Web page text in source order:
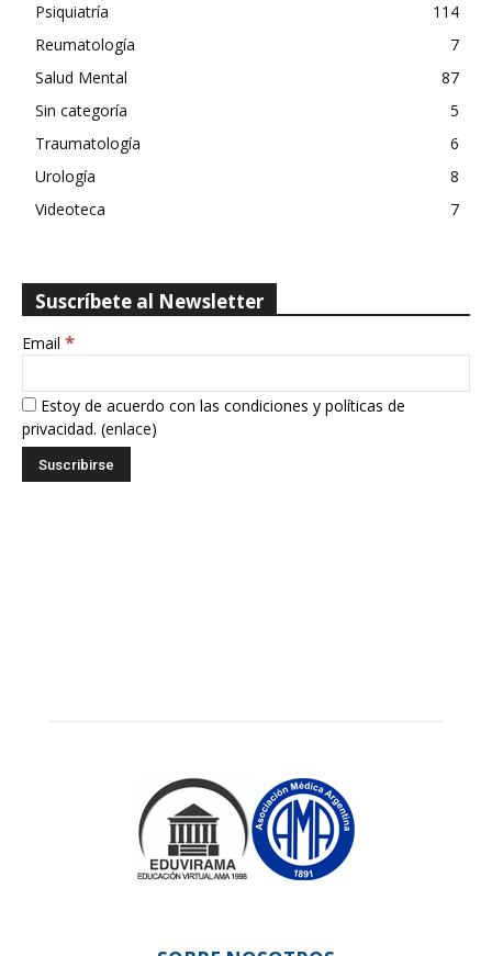
Psiquiatría
114
Reumatología
7
Salud Mental
87
Sin categoría
5
Traumatología
6
Urología
8
Videoteca
7
Suscríbete al Newsletter
Email *
Estoy de acuerdo con las condiciones y políticas de
privacidad. (enlace)